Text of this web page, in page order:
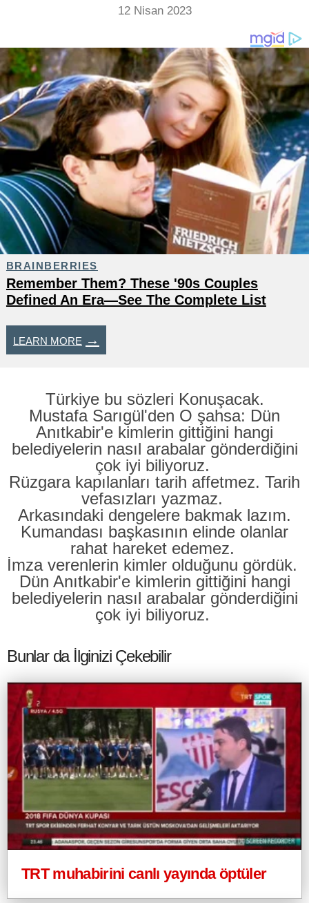
12 Nisan 2023
Türkiye bu sözleri Konuşacak.
Mustafa Sarıgül'den O şahsa: Dün
Anıtkabir'e kimlerin gittiğini hangi
belediyelerin nasıl arabalar gönderdiğini
çok iyi biliyoruz.
Rüzgara kapılanları tarih affetmez. Tarih
vefasızları yazmaz.
Arkasındaki dengelere bakmak lazım.
Kumandası başkasının elinde olanlar
rahat hareket edemez.
İmza verenlerin kimler olduğunu gördük.
Dün Anıtkabir'e kimlerin gittiğini hangi
belediyelerin nasıl arabalar gönderdiğini
çok iyi biliyoruz.
Bunlar da İlginizi Çekebilir
TRT muhabirini canlı yayında öptüler